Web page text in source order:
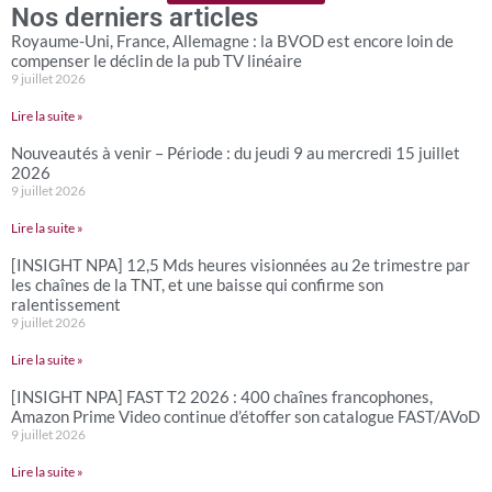
Nos derniers articles
Royaume-Uni, France, Allemagne : la BVOD est encore loin de
compenser le déclin de la pub TV linéaire
9 juillet 2026
Lire la suite »
Nouveautés à venir – Période : du jeudi 9 au mercredi 15 juillet
2026
9 juillet 2026
Lire la suite »
[INSIGHT NPA] 12,5 Mds heures visionnées au 2e trimestre par
les chaînes de la TNT, et une baisse qui confirme son
ralentissement
9 juillet 2026
Lire la suite »
[INSIGHT NPA] FAST T2 2026 : 400 chaînes francophones,
Amazon Prime Video continue d’étoffer son catalogue FAST/AVoD
9 juillet 2026
Lire la suite »